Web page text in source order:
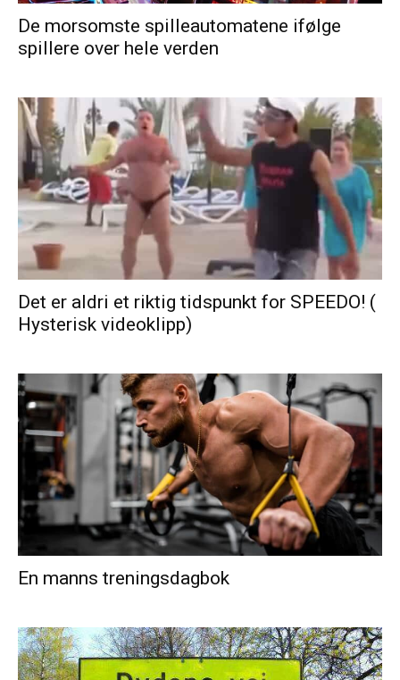
De morsomste spilleautomatene ifølge
spillere over hele verden
Det er aldri et riktig tidspunkt for SPEEDO! (
Hysterisk videoklipp)
En manns treningsdagbok